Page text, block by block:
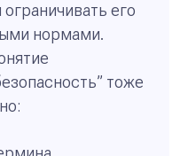
его
нормами.
тоже